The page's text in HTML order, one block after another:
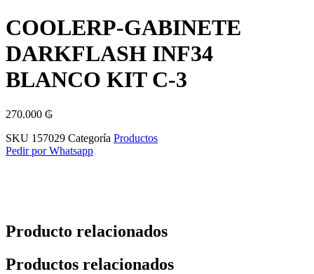
COOLERP-GABINETE
DARKFLASH INF34
BLANCO KIT C-3
270.000 ₲
SKU 157029 Categoría Productos
Pedir por Whatsapp
Producto relacionados
Productos relacionados